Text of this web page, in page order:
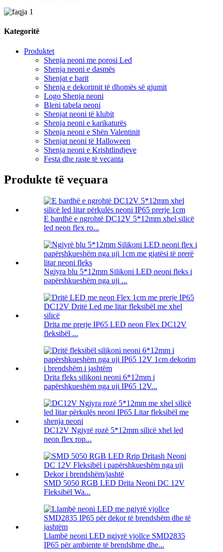
Kategoritë
Produktet
Shenja neoni me porosi Led
Shenja neoni e dasmës
Shenjat e barit
Shenja e dekorimit të dhomës së gjumit
Logo Shenja neoni
Bleni tabela neoni
Shenjat neoni të klubit
Shenja neoni e karikaturës
Shenja neoni e Shën Valentinit
Shenjat neoni të Halloween
Shenja neoni e Krishtlindjeve
Festa dhe raste të veçanta
Produkte të veçuara
E bardhë e ngrohtë DC12V 5*12mm xhel silicë
led neon flex ro...
Ngjyra blu 5*12mm Silikoni LED neoni fleks i
papërshkueshëm nga uji ...
Drita me prerje IP65 LED neon Flex DC12V
fleksibël ...
Drita fleks silikoni neoni 6*12mm i
papërshkueshëm nga uji IP65 12V...
DC12V Ngjyrë rozë 5*12mm silicë xhel led
neon flex rop...
SMD 5050 RGB LED Drita Neoni DC 12V
Fleksibël Wa...
Llambë neoni LED ngjyrë vjollce SMD2835
IP65 për ambiente të brendshme dhe...